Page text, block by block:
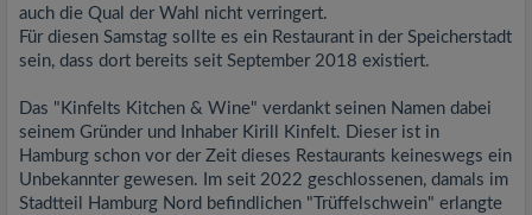
auch die Qual der Wahl nicht verringert.
Für diesen Samstag sollte es ein Restaurant in der Speicherstadt
sein, dass dort bereits seit September 2018 existiert.
Das "Kinfelts Kitchen & Wine" verdankt seinen Namen dabei
seinem Gründer und Inhaber Kirill Kinfelt. Dieser ist in
Hamburg schon vor der Zeit dieses Restaurants keineswegs ein
Unbekannter gewesen. Im seit 2022 geschlossenen, damals im
Stadtteil Hamburg Nord befindlichen "Trüffelschwein" erlangte